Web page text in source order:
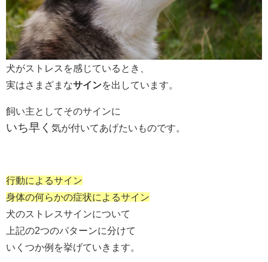
犬がストレスを感じているとき、
実はさまざまなサインを出しています。
飼い主としてそのサインに
いち早く 気が付いてあげたいものです。
行動によるサイン
身体の何らかの症状によるサイン
犬のストレスサインについて
上記の2つのパターンに分けて
いくつか例を挙げていきます。